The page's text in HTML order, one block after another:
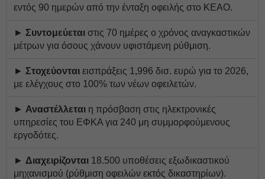
εντός 90 ημερών από την ένταξη οφειλής στο ΚΕΑΟ.
► Συντομεύεται στις 70 ημέρες ο χρόνος αναγκαστικών
μέτρων για όσους χάνουν υφιστάμενη ρύθμιση.
► Στοχεύονται εισπράξεις 1,996 δισ. ευρώ για το 2026,
με ελέγχους στο 100% των νέων οφειλετών.
► Αναστέλλεται η πρόσβαση στις ηλεκτρονικές
υπηρεσίες του ΕΦΚΑ για 240 μη συμμορφούμενους
εργοδότες.
► Διαχειρίζονται 18.500 υποθέσεις εξωδικαστικού
μηχανισμού (ρύθμιση οφειλών εκτός δικαστηρίων).